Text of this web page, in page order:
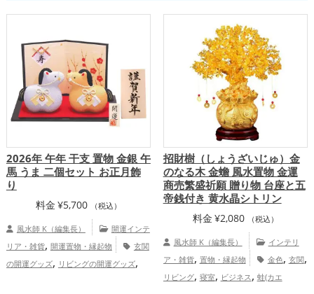
2026年 午年 干支 置物 金銀 午
馬 うま 二個セット お正月飾
り
料金 ¥5,700 （税込）
風水師 K（編集長）
開運インテ
リア・雑貨, 開運置物・縁起物
玄関
の開運グッズ, リビングの開運グッズ,
招財樹（しょうざいじゅ）金
のなる木 金蟾 風水置物 金運
商売繁盛祈願 贈り物 台座と五
帝銭付き 黄水晶シトリン
料金 ¥2,080 （税込）
風水師 K（編集長）
インテリ
ア・雑貨, 置物・縁起物 金色, 玄関,
リビング, 寝室, ビジネス, 蛙(カエ